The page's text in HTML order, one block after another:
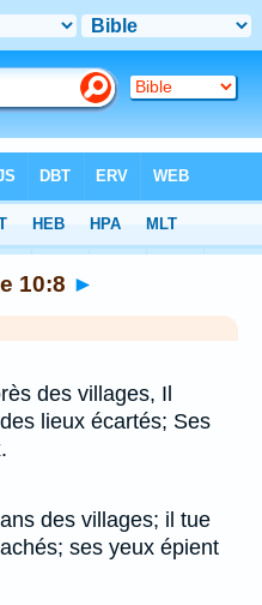
10:8 ►
des villages, Il
lieux écartés; Ses
des villages; il tue
ses yeux épient